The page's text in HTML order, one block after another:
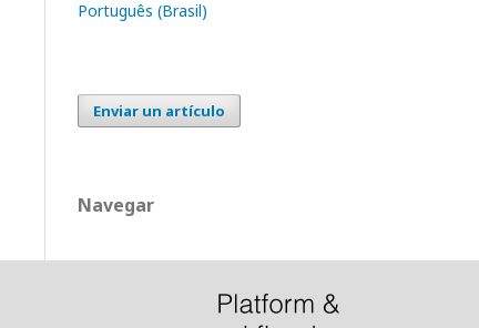
Português (Brasil)
Enviar un artículo
Navegar